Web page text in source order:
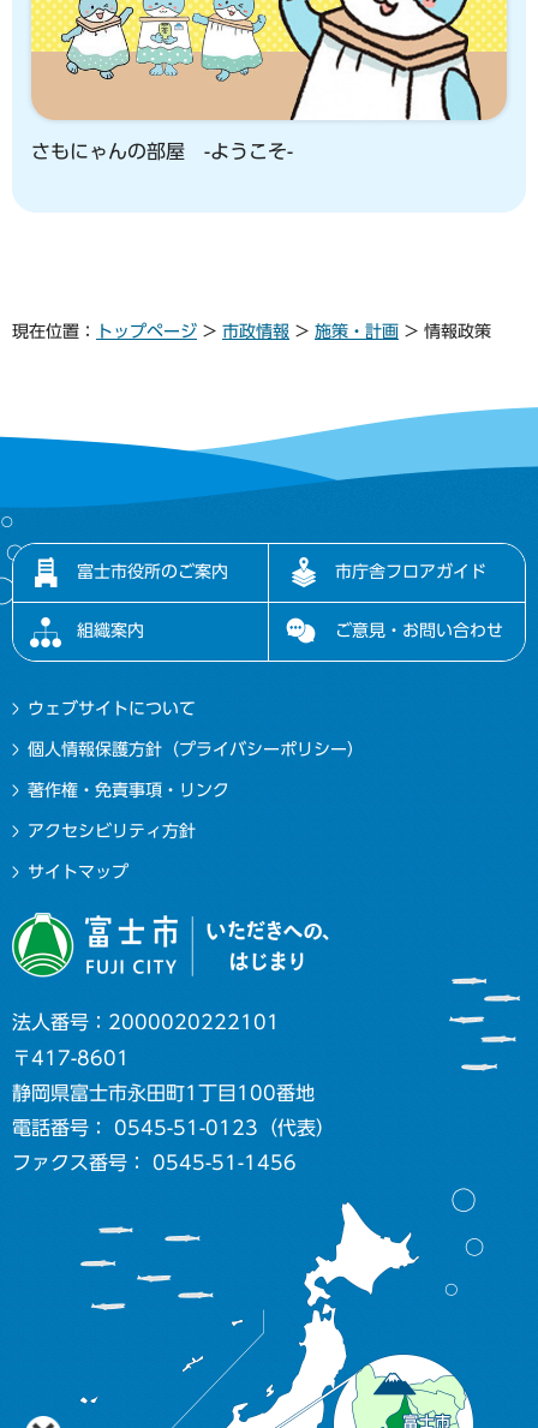
さもにゃんの部屋 -ようこそ-
現在位置： トップページ > 市政情報 > 施策・計画 > 情報政策
富士市役所のご案内 市庁舎フロアガイド
組織案内 ご意見・お問い合わせ
ウェブサイトについて
個人情報保護方針（プライバシーポリシー）
著作権・免責事項・リンク
アクセシビリティ方針
サイトマップ
法人番号：2000020222101
〒417-8601
静岡県富士市永田町1丁目100番地
電話番号： 0545-51-0123（代表）
ファクス番号： 0545-51-1456